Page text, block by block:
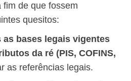
de que fossem
quesitos:
as bases legais vigentes
da ré (PIS, COFINS,
as referências legais.